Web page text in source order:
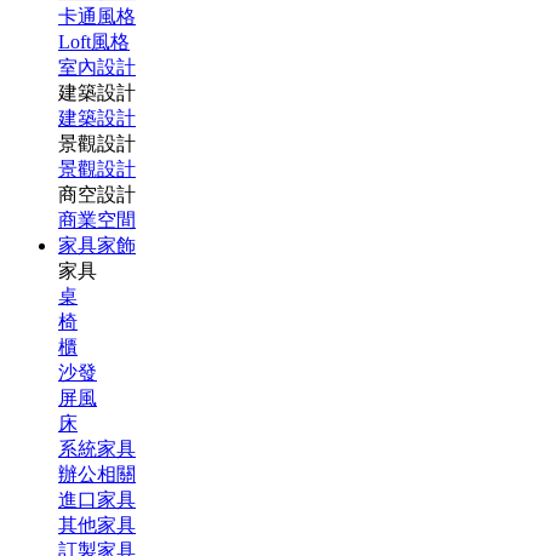
卡通風格
Loft風格
室內設計
建築設計
建築設計
景觀設計
景觀設計
商空設計
商業空間
家具家飾
家具
桌
椅
櫃
沙發
屏風
床
系統家具
辦公相關
進口家具
其他家具
訂製家具